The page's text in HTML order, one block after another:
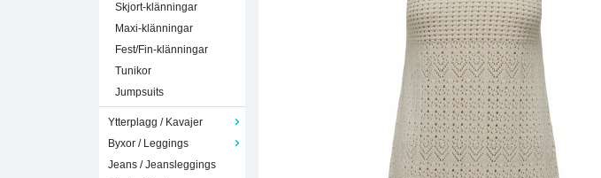
Skjort-klänningar
Maxi-klänningar
Fest/Fin-klänningar
Tunikor
Jumpsuits
Ytterplagg / Kavajer
Byxor / Leggings
Jeans / Jeansleggings